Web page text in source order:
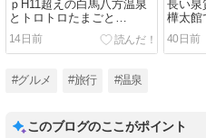
ｐH11超えの白馬八方温泉
とトロトロたまごと…
14日前
長い泉
樺太館
酒を大
40日前
#グルメ #旅行 #温泉
このブログのここがポイント